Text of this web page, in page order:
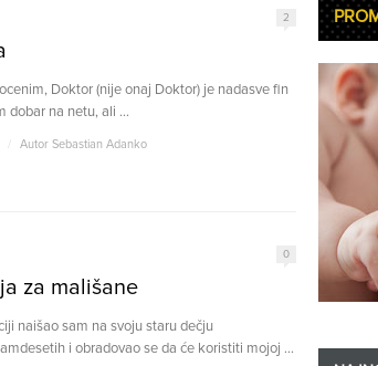
2
Doktor (nije onaj Doktor) je nadasve fin
dobar na netu, ali ...
Autor Sebastian Adanko
0
za mališane
naišao sam na svoju staru dečju
i obradovao se da će koristiti mojoj ...